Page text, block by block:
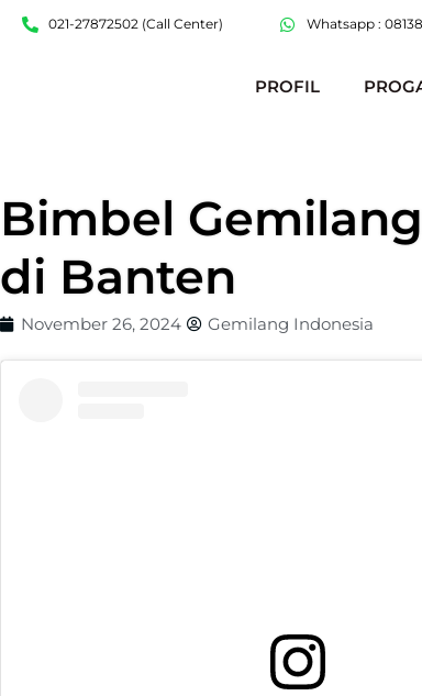
021-27872502 (Call Center) Whatsapp :
PROFIL
Bimbel
di Banten
November 26, 2024 Gemilang Indonesia